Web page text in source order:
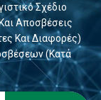
Σχέδιο
Αποσβέσεις
Και Διαφορές)
(κατά